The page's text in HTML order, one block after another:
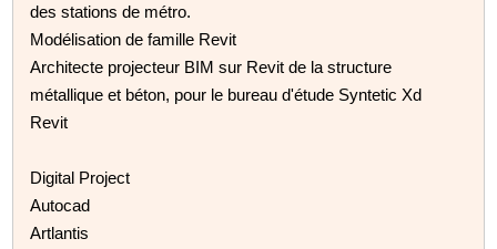
des stations de métro.
Modélisation de famille Revit
Architecte projecteur BIM sur Revit de la structure
métallique et béton, pour le bureau d'étude Syntetic Xd
Revit
Digital Project
Autocad
Artlantis